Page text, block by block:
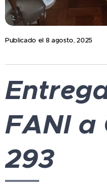
Publicado el 8 agosto, 2025
FANI a
293